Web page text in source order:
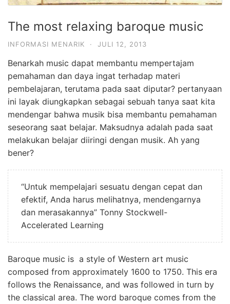
The most relaxing baroque music
INFORMASI MENARIK · JULI 12, 2013
Benarkah music dapat membantu mempertajam
pemahaman dan daya ingat terhadap materi
pembelajaran, terutama pada saat diputar? pertanyaan
ini layak diungkapkan sebagai sebuah tanya saat kita
mendengar bahwa musik bisa membantu pemahaman
seseorang saat belajar. Maksudnya adalah pada saat
melakukan belajar diiringi dengan musik. Ah yang
bener?
“Untuk mempelajari sesuatu dengan cepat dan
efektif, Anda harus melihatnya, mendengarnya
dan merasakannya” Tonny Stockwell-
Accelerated Learning
Baroque music is a style of Western art music
composed from approximately 1600 to 1750. This era
follows the Renaissance, and was followed in turn by
the classical area. The word baroque comes from the